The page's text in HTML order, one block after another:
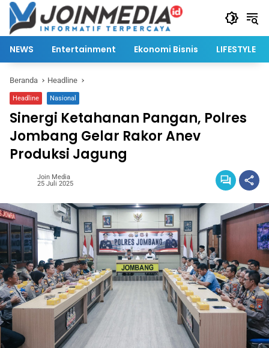
Langsung
konten
NEWS Entertainment Ekonomi Bisnis LIFESTYLE
Beranda Headline
Headline Nasional
Sinergi Ketahanan Pangan, Polres
Jombang Gelar Rakor Anev
Produksi Jagung
Join Media
25 Juli 2025